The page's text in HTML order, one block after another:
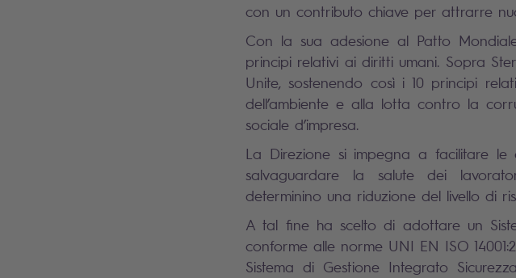
con un contributo chiave per attrarre
Con la sua adesione al Patto
principi relativi ai diritti umani. Sopra
Unite, sostenendo così i 10 principi
dell’ambiente e alla lotta contro la
sociale d’impresa.
La Direzione si impegna a facilitare le
salvaguardare la salute dei
determinino una riduzione del livello di
A tal fine ha scelto di adottare un
conforme alle norme UNI EN ISO
Sistema di Gestione Integrato